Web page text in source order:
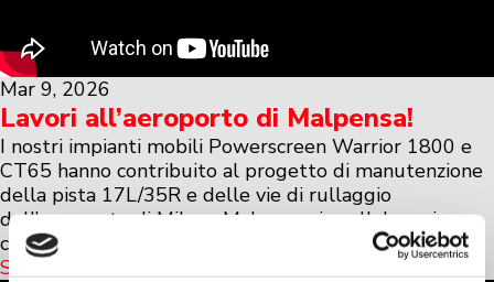
Mar 9, 2026
Lavori all’aeroporto di Malpensa!
I nostri impianti mobili Powerscreen Warrior 1800 e
CT65 hanno contribuito al progetto di manutenzione
della pista 17L/35R e delle vie di rullaggio
dell’aeroporto di Milano Malpensa, in collaborazione
con Vitali Spa
Scopri di più